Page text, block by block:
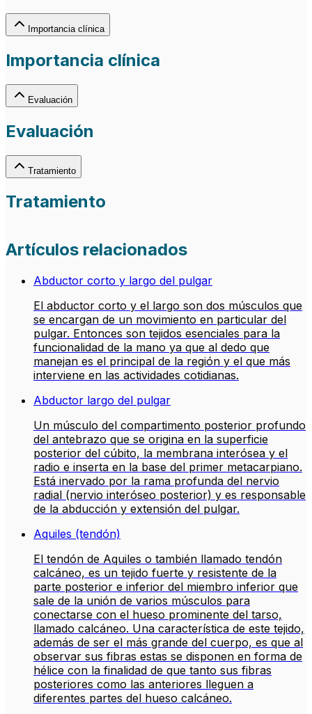
Importancia clínica
Importancia clínica
Evaluación
Evaluación
Tratamiento
Tratamiento
Artículos relacionados
Abductor corto y largo del pulgar
El abductor corto y el largo son dos músculos que
se encargan de un movimiento en particular del
pulgar. Entonces son tejidos esenciales para la
funcionalidad de la mano ya que al dedo que
manejan es el principal de la región y el que más
interviene en las actividades cotidianas.
Abductor largo del pulgar
Un músculo del compartimento posterior profundo
del antebrazo que se origina en la superficie
posterior del cúbito, la membrana interósea y el
radio e inserta en la base del primer metacarpiano.
Está inervado por la rama profunda del nervio
radial (nervio interóseo posterior) y es responsable
de la abducción y extensión del pulgar.
Aquiles (tendón)
El tendón de Aquiles o también llamado tendón
calcáneo, es un tejido fuerte y resistente de la
parte posterior e inferior del miembro inferior que
sale de la unión de varios músculos para
conectarse con el hueso prominente del tarso,
llamado calcáneo. Una característica de este tejido,
además de ser el más grande del cuerpo, es que al
observar sus fibras estas se disponen en forma de
hélice con la finalidad de que tanto sus fibras
posteriores como las anteriores lleguen a
diferentes partes del hueso calcáneo.